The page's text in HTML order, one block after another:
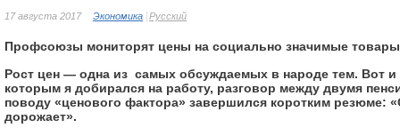
17 августа 2017 Экономика Русский
Профсоюзы мониторят цены на социально значимые
Рост цен — одна из самых обсуждаемых в народе тем. Вот и
которым я добирался на работу, разговор между двумя
поводу «ценового фактора» завершился коротким резюме:
дорожает».